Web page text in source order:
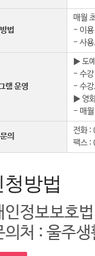
법
매월
- 이용
- 사용
램 운영
▶ 도
- 수강
- 수강
▶ 영
- 매월
의
전화
팩스
청방법
정보보호
처 : 울주